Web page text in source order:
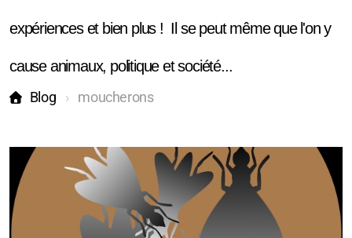
expériences et bien plus ! Il se peut même que l'on y
cause animaux, politique et société...
Blog moucherons
Vente
Bureau de conseil
Locations